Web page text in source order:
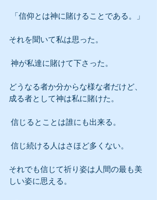
「信仰とは神に賭けることである。」
それを聞いて私は思った。
神が私達に賭けて下さった。
どうなる者か分からな様な者だけど、
成る者として神は私に賭けた。
信じるとことは誰にも出来る。
信じ続ける人はさほど多くない。
それでも信じて祈り姿は人間の最も美
しい姿に思える。